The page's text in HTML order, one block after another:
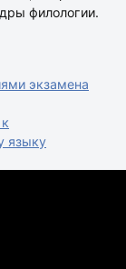
филологии.
экзамена
языку